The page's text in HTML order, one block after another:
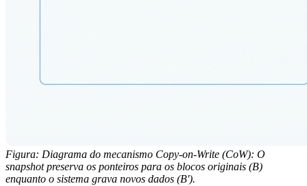
Figura: Diagrama do mecanismo Copy-on-Write (CoW): O
snapshot preserva os ponteiros para os blocos originais (B)
enquanto o sistema grava novos dados (B').